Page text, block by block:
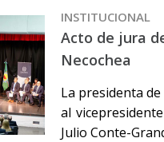
INSTITUCIONAL
Acto de jura
Necochea
La presidenta
al
Julio Conte-